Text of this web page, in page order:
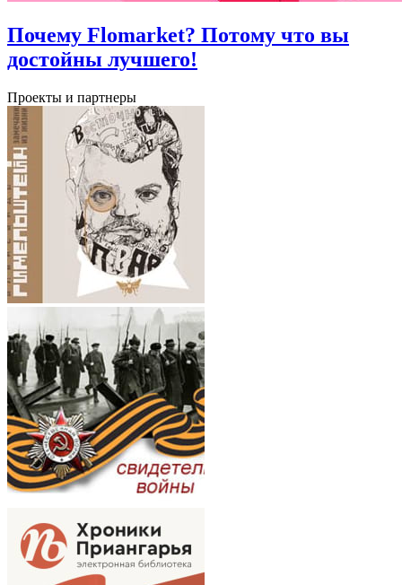
Почему Flomarket? Потому что вы
достойны лучшего!
Проекты и партнеры